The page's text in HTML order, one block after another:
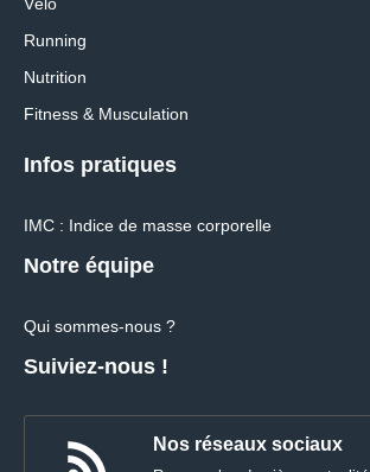
Running
Nutrition
Fitness & Musculation
Infos pratiques
IMC : Indice de masse corporelle
Notre équipe
Qui sommes-nous ?
Suiviez-nous !
Nos réseaux sociaux